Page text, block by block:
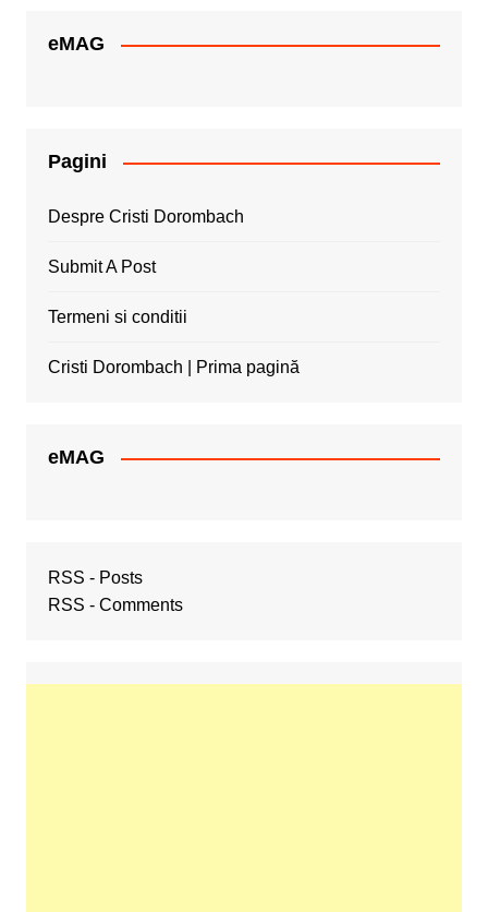
eMAG
Pagini
Despre Cristi Dorombach
Submit A Post
Termeni si conditii
Cristi Dorombach | Prima pagină
eMAG
RSS - Posts
RSS - Comments